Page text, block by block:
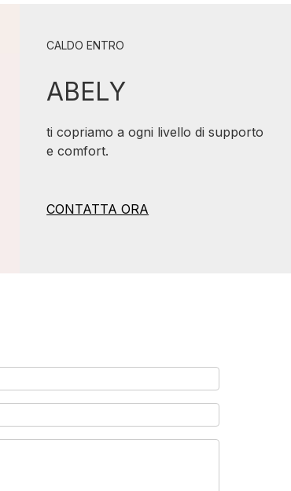
CALDO ENTRO
ABELY
ti copriamo a ogni livello di supporto
e comfort.
CONTATTA ORA